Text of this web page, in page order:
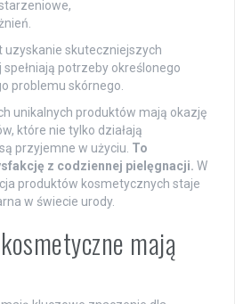
uzyskanie skuteczniejszych
potrzeby określonego
problemu skórnego.
unikalnych produktów mają okazję
które nie tylko działają
przyjemne w użyciu. To
z codziennej pielęgnacji. W
produktów kosmetycznych staje
w świecie urody.
mają